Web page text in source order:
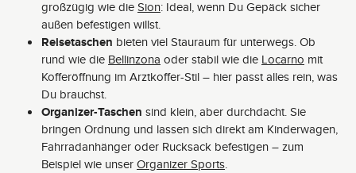
großzügig wie dieSion: Ideal, wenn Du Gepäck sicher
außen befestigen willst.
Reisetaschen bieten viel Stauraum für unterwegs. Ob
rund wie die Bellinzona oder stabil wie die Locarno mit
Kofferöffnung im Arztkoffer-Stil – hier passt alles rein, was
Du brauchst.
Organizer-Taschen sind klein, aber durchdacht. Sie
bringen Ordnung und lassen sich direkt am Kinderwagen,
Fahrradanhänger oder Rucksack befestigen – zum
Beispiel wie unserOrganizer Sports.